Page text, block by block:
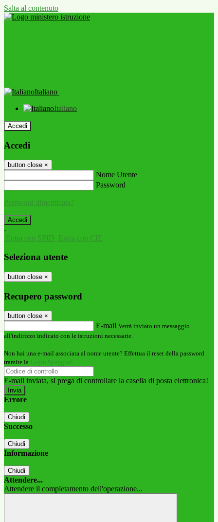
Salta al contenuto
Italiano
Italiano
Accedi
Accedi
button close ×
Nome Utente
Password
Password dimenticata?
-
Entra con SPID Entra con CIE
Seleziona utente
button close ×
Recupero password
button close ×
E-mail Verrà inviato un messaggio
all'indirizzo indicato con le istruzioni necessarie.
Non hai una e-mail associata al nome utente? Effettua il reset della password
tramite la Login Spaggiari
E-mail inviata, si prega di controllare la casella di posta elettronica!
Errore
Chiudi
Successo
Chiudi
Informazione
Chiudi
Attendere...
Attendere il completamento dell'operazione...